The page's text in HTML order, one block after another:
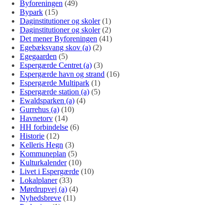
Byforeningen (49)
Bypark (15)
Daginstitutioner og skoler(1)
Daginstitutioner og skoler(2)
Det mener Byforeningen (41)
Egebæksvang skov (a) (2)
Egegaarden (5)
Espergærde Centret (a) (3)
Espergærde havn og strand (16)
Espergærde Multipark (1)
Espergærde station (a) (5)
Ewaldsparken (a) (4)
Gurrehus (a) (10)
Havnetorv (14)
HH forbindelse (6)
Historie (12)
Kelleris Hegn (3)
Kommuneplan (5)
Kulturkalender(10)
Livet i Espergærde (10)
Lokalplaner(33)
Mørdrupvej (a) (4)
Nyhedsbreve (11)